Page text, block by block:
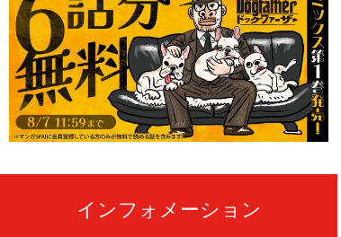
インフォメーション